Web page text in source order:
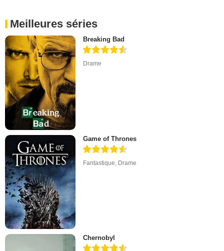
Meilleures séries
Breaking Bad
Drame
Game of Thrones
Fantastique Drame
Chernobyl